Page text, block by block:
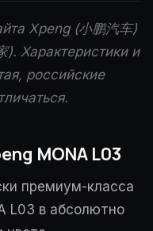
Xpeng (小鹏汽车)
). Характеристики и
российские
MONA L03
премиум-класса
L03 в абсолютно